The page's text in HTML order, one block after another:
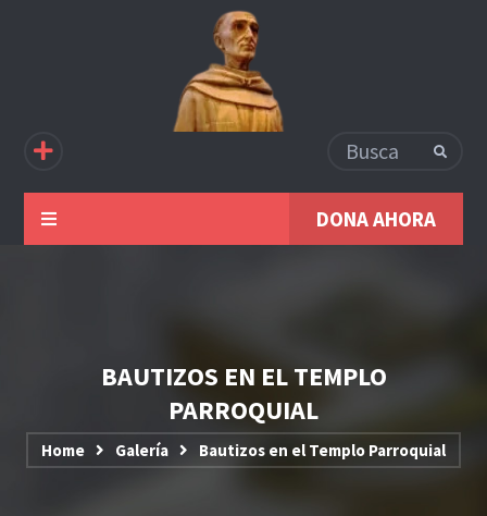
DONA AHORA
BAUTIZOS EN EL TEMPLO
PARROQUIAL
Home Galería Bautizos en el Templo Parroquial